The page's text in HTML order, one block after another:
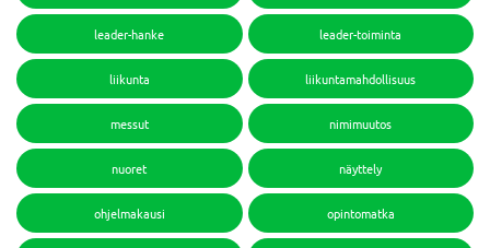
leader-hanke leader-toiminta
liikunta liikuntamahdollisuus
messut nimimuutos
nuoret näyttely
ohjelmakausi opintomatka